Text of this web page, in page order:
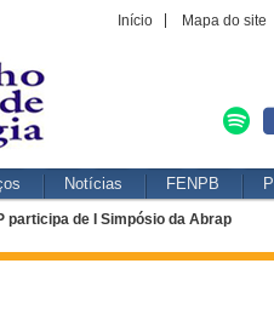
Início Mapa do site
Notícias FENPB
participa de I Simpósio da Abrap